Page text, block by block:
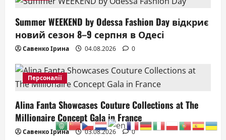
Summer WEEKEND by Odessa Fashion Day відкриє
новий сезон 8–9 серпня в Одесі
Савенко Ірина 04.08.2026 0
Персоналії
Alina Fanta Showcases Couture Collections at The
Millionaire Concept Gala in France
Савенко Ірина 03.08.2026 0